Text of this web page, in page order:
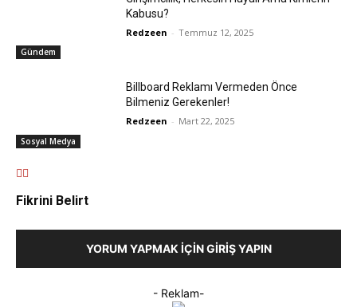
Gündem
Kabusu?
Redzeen - Temmuz 12, 2025
Sosyal Medya
Billboard Reklamı Vermeden Önce
Bilmeniz Gerekenler!
Redzeen - Mart 22, 2025
Fikrini Belirt
YORUM YAPMAK İÇIN GIRIŞ YAPIN
- Reklam-